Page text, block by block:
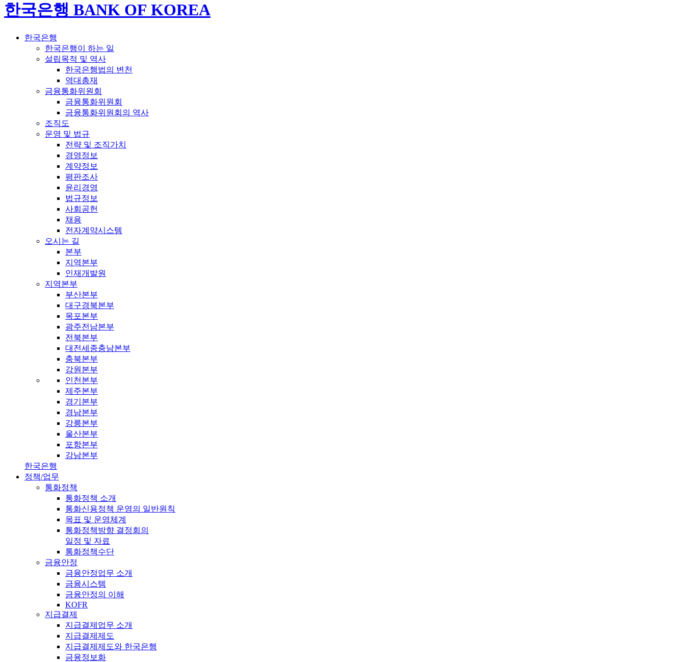
한국은행 BANK OF KOREA
한국은행
한국은행이 하는 일
설립목적 및 역사
한국은행법의 변천
역대총재
금융통화위원회
금융통화위원회
금융통화위원회의 역사
조직도
운영 및 법규
전략 및 조직가치
경영정보
계약정보
평판조사
윤리경영
법규정보
사회공헌
채용
전자계약시스템
오시는 길
본부
지역본부
인재개발원
지역본부
부산본부
대구경북본부
목포본부
광주전남본부
전북본부
대전세종충남본부
충북본부
강원본부
인천본부
제주본부
경기본부
경남본부
강릉본부
울산본부
포항본부
강남본부
한국은행
정책/업무
통화정책
통화정책 소개
통화신용정책 운영의 일반원칙
목표 및 운영체계
통화정책방향 결정회의
일정 및 자료
통화정책수단
금융안정
금융안정업무 소개
금융시스템
금융안정의 이해
KOFR
지급결제
지급결제업무 소개
지급결제제도
지급결제제도와 한국은행
금융정보화